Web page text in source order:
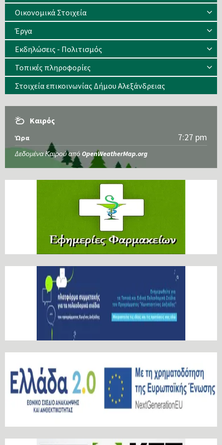
Οικονομικά Στοιχεία
Έργα
Εκδηλώσεις - Πολιτισμός
Τοπικές πληροφορίες
Στοιχεία επικοινωνίας Δήμου Αλεξάνδρειας
Καιρός
Ώρα 7:27 pm
Δεδομένα Καιρού από OpenWeatherMap.org